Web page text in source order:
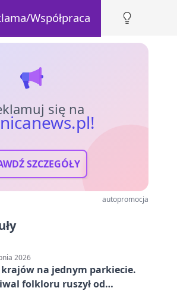
Współpraca
się na
SZCZEGÓŁY
autopromocja
2026
krajów na jednym parkiecie.
folkloru ruszył od